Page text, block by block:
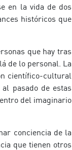
en la vida de dos
históricos que
que hay tras
de lo personal. La
científico-cultural
pasado de estas
del imaginario
conciencia de la
que tienen otros